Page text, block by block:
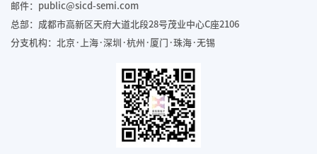
邮件：public@sicd-semi.com
总部：成都市高新区天府大道北段28号茂业中心C座2106
分支机构：北京·上海·深圳·杭州·厦门·珠海·无锡